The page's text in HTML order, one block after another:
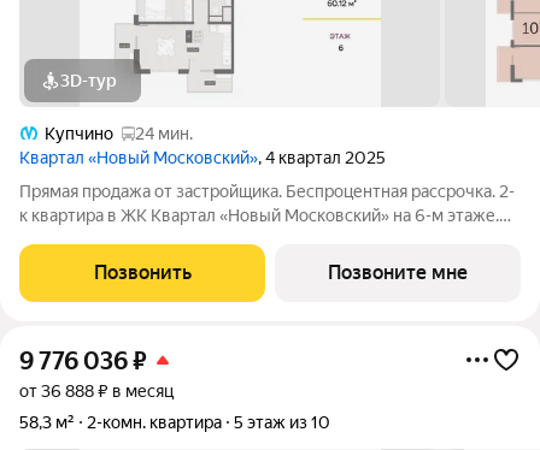
3D-тур
Купчино
24 мин.
Квартал «Новый Московский», 4 квартал 2025
Прямая продажа от застройщика. Беспроцентная рассрочка. 2-
к квартира в ЖК Квартал «Новый Московский» на 6-м этаже.
квартал «Новый Московский» в Пушкинском районе. Этот
комплекс объединит в себе
Позвонить Позвоните мне
9 776 036₽
от 36 888 ₽ в месяц
58,3 м²
2-комн. квартира 5 этаж из 10